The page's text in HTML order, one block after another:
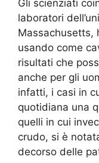
Gli scienziati
laboratori
Massachusetts,
usando come
risultati che
anche per gli
infatti, i casi in
quotidiana una
quelli in cui
crudo, si è
decorso delle